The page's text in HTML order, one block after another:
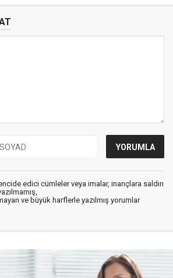
edici cümleler veya imalar, inançlara saldırı
ve büyük harflerle yazılmış yorumlar